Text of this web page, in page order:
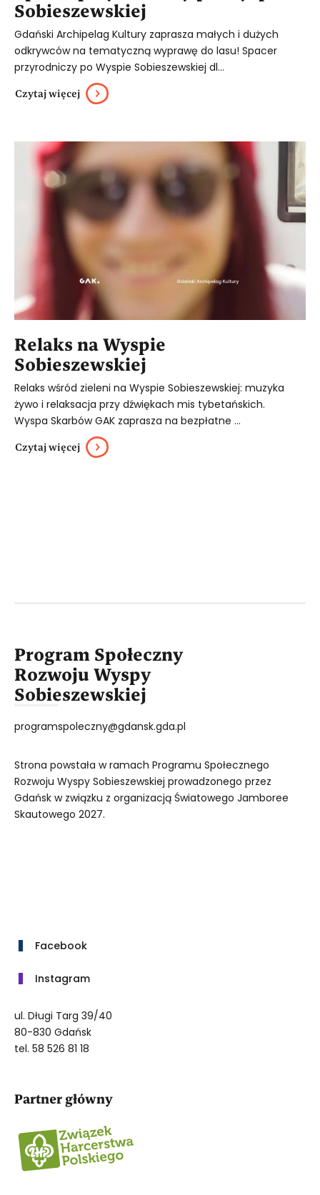
Sobieszewskiej
Gdański Archipelag Kultury zaprasza małych i dużych
odkrywców na tematyczną wyprawę do lasu! Spacer
przyrodniczy po Wyspie Sobieszewskiej dl...
Czytaj więcej
Relaks na Wyspie
Sobieszewskiej
Relaks wśród zieleni na Wyspie Sobieszewskiej: muzyka
żywo i relaksacja przy dźwiękach mis tybetańskich.
Wyspa Skarbów GAK zaprasza na bezpłatne ...
Czytaj więcej
Program Społeczny
Rozwoju Wyspy
Sobieszewskiej
programspoleczny@gdansk.gda.pl
Strona powstała w ramach Programu Społecznego
Rozwoju Wyspy Sobieszewskiej prowadzonego przez
Gdańsk w związku z organizacją Światowego Jamboree
Skautowego 2027.
Facebook
Instagram
ul. Długi Targ 39/40
80-830 Gdańsk
tel. 58 526 81 18
Partner główny